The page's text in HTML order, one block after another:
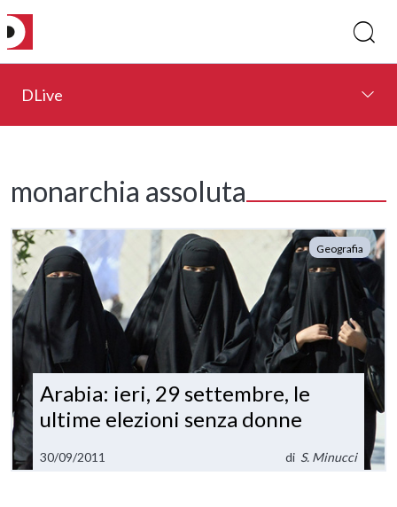
DLive
monarchia assoluta
Geografia
Arabia: ieri, 29 settembre, le
ultime elezioni senza donne
30/09/2011 di S. Minucci